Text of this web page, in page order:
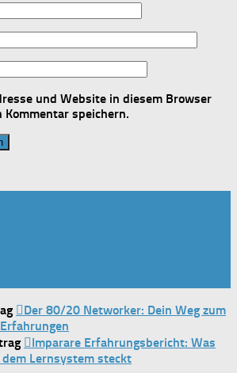
und Website in diesem Browser
speichern.
Der 80/20 Networker: Dein Weg zum
Imparare Erfahrungsbericht: Was
Lernsystem steckt